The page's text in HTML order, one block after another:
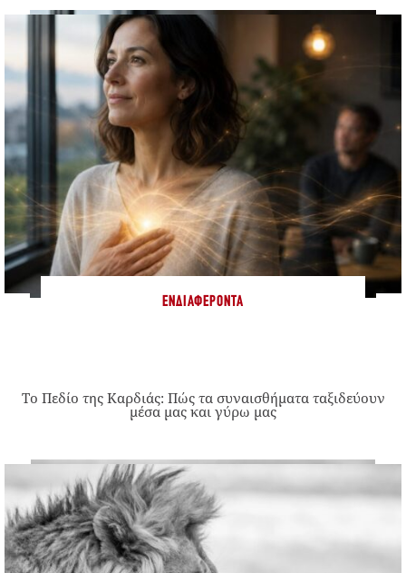
ΕΝΔΙΑΦΈΡΟΝΤΑ
Το Πεδίο της Καρδιάς: Πώς τα συναισθήματα ταξιδεύουν
μέσα μας και γύρω μας